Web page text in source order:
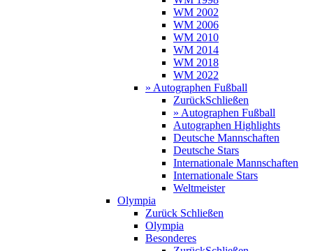
WM 2002
WM 2006
WM 2010
WM 2014
WM 2018
WM 2022
» Autographen Fußball
ZurückSchließen
» Autographen Fußball
Autographen Highlights
Deutsche Mannschaften
Deutsche Stars
Internationale Mannschaften
Internationale Stars
Weltmeister
Olympia
Zurück Schließen
Olympia
Besonderes